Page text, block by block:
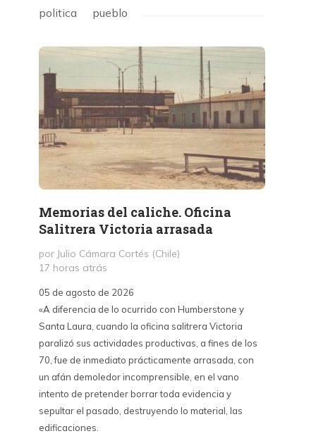
politica pueblo
Memorias del caliche. Oficina
Salitrera Victoria arrasada
por Julio Cámara Cortés (Chile)
17 horas atrás
05 de agosto de 2026
«A diferencia de lo ocurrido con Humberstone y
Santa Laura, cuando la oficina salitrera Victoria
paralizó sus actividades productivas, a fines de los
70, fue de inmediato prácticamente arrasada, con
un afán demoledor incomprensible, en el vano
intento de pretender borrar toda evidencia y
sepultar el pasado, destruyendo lo material, las
edificaciones.